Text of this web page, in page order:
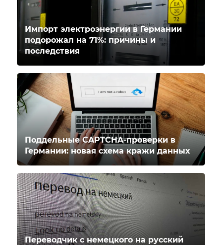
Импорт электроэнергии в Германии
подорожал на 71%: причины и
последствия
Поддельные CAPTCHA-проверки в
Германии: новая схема кражи данных
Переводчик с немецкого на русский